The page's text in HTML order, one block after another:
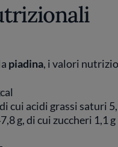
piadina, i valori
cui acidi grassi saturi
g, di cui zuccheri 1,1 g